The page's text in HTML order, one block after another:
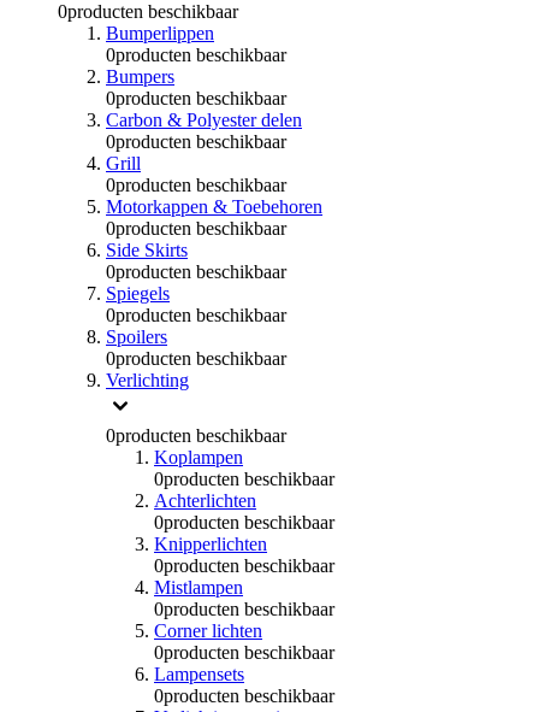
0producten beschikbaar
Bumperlippen
0producten beschikbaar
Bumpers
0producten beschikbaar
Carbon & Polyester delen
0producten beschikbaar
Grill
0producten beschikbaar
Motorkappen & Toebehoren
0producten beschikbaar
Side Skirts
0producten beschikbaar
Spiegels
0producten beschikbaar
Spoilers
0producten beschikbaar
Verlichting
0producten beschikbaar
Koplampen
0producten beschikbaar
Achterlichten
0producten beschikbaar
Knipperlichten
0producten beschikbaar
Mistlampen
0producten beschikbaar
Corner lichten
0producten beschikbaar
Lampensets
0producten beschikbaar